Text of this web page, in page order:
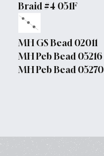
Braid #4 051F
MH GS Bead 02011
MH Peb Bead 05216
MH Peb Bead 05270